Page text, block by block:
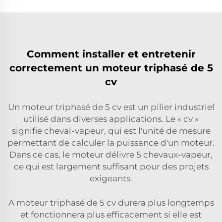
Comment installer et entretenir
correctement un moteur triphasé de 5
cv
Un moteur triphasé de 5 cv est un pilier industriel
utilisé dans diverses applications. Le « cv »
signifie cheval-vapeur, qui est l'unité de mesure
permettant de calculer la puissance d'un moteur.
Dans ce cas, le moteur délivre 5 chevaux-vapeur,
ce qui est largement suffisant pour des projets
exigeants.
A moteur triphasé de 5 cv durera plus longtemps
et fonctionnera plus efficacement si elle est